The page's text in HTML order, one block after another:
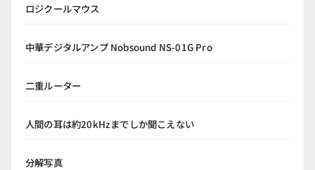
ロジクールマウス
中華デジタルアンプ Nobsound NS-01G Pro
二重ルーター
人間の耳は約20kHzまでしか聞こえない
分解写真